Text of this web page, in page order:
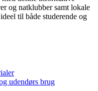
og natklubber samt lokale
til både studerende og
udendørs brug